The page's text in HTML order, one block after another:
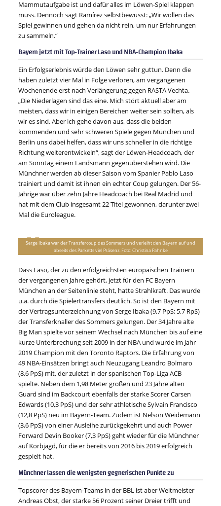
Mammutaufgabe ist und dafür alles im Löwen-Spiel klappen
muss. Dennoch sagt Ramírez selbstbewusst: „Wir wollen das
Spiel gewinnen und gehen da nicht rein, um nur Erfahrungen
zu sammeln.“
Bayern jetzt mit Top-Trainer Laso und NBA-Champion Ibaka
Ein Erfolgserlebnis würde den Löwen sehr guttun. Denn die
haben zuletzt vier Mal in Folge verloren, am vergangenen
Wochenende erst nach Verlängerung gegen RASTA Vechta.
„Die Niederlagen sind das eine. Mich stört aktuell aber am
meisten, dass wir in einigen Bereichen weiter sein sollten, als
wir es sind. Aber ich gehe davon aus, dass die beiden
kommenden und sehr schweren Spiele gegen München und
Berlin uns dabei helfen, dass wir uns schneller in die richtige
Richtung weiterentwickeln“, sagt der Löwen-Headcoach, der
am Sonntag einem Landsmann gegenüberstehen wird. Die
Münchner werden ab dieser Saison vom Spanier Pablo Laso
trainiert und damit ist ihnen ein echter Coup gelungen. Der 56-
Jährige war über zehn Jahre Headcoach bei Real Madrid und
hat mit dem Club insgesamt 22 Titel gewonnen, darunter zwei
Mal die Euroleague.
Serge Ibaka war der Transfercoup des Sommers und verleiht den Bayern auf und
abseits des Parketts viel Präsenz. Foto: Christina Pahnke
Dass Laso, der zu den erfolgreichsten europäischen Trainern
der vergangenen Jahre gehört, jetzt für den FC Bayern
München an der Seitenlinie steht, hatte Strahlkraft. Das wurde
u.a. durch die Spielertransfers deutlich. So ist den Bayern mit
der Vertragsunterzeichnung von Serge Ibaka (9,7 PpS; 5,7 RpS)
der Transferknaller des Sommers gelungen. Der 34 Jahre alte
Big Man spielte vor seinem Wechsel nach München bis auf eine
kurze Unterbrechung seit 2009 in der NBA und wurde im Jahr
2019 Champion mit den Toronto Raptors. Die Erfahrung von
49 NBA-Einsätzen bringt auch Neuzugang Leandro Bolmaro
(8,6 PpS) mit, der zuletzt in der spanischen Top-Liga ACB
spielte. Neben dem 1,98 Meter großen und 23 Jahre alten
Guard sind im Backcourt ebenfalls der starke Scorer Carsen
Edwards (10,3 PpS) und der sehr athletische Sylvain Francisco
(12,8 PpS) neu im Bayern-Team. Zudem ist Nelson Weidemann
(3,6 PpS) von einer Ausleihe zurückgekehrt und auch Power
Forward Devin Booker (7,3 PpS) geht wieder für die Münchner
auf Korbjagd, für die er bereits von 2016 bis 2019 erfolgreich
gespielt hat.
Münchner lassen die wenigsten gegnerischen Punkte zu
Topscorer des Bayern-Teams in der BBL ist aber Weltmeister
Andreas Obst, der starke 56 Prozent seiner Dreier trifft und